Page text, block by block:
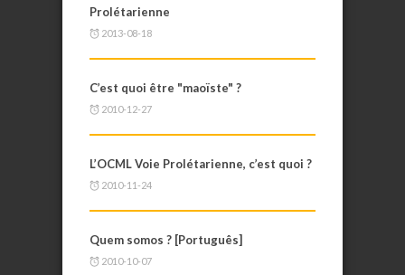
Prolétarienne
2013-08-18
C’est quoi être "maoïste" ?
2010-12-27
L’OCML Voie Prolétarienne, c’est quoi ?
2010-11-24
Quem somos ? [Português]
2010-10-07